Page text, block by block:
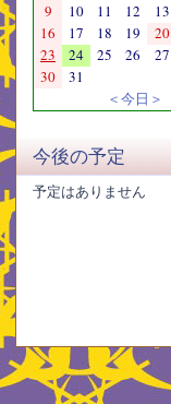
9
10 11 12 13
16
17 18 19 20
23
24 25 26 27
30
31
＜今日＞
今後の予定
予定はありません